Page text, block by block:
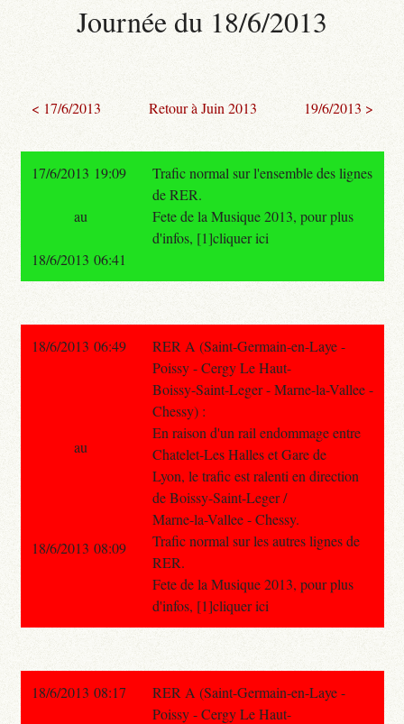
Journée du 18/6/2013
< 17/6/2013 Retour à Juin 2013 19/6/2013 >
17/6/2013 19:09
Trafic normal sur l'ensemble des lignes
de RER.
Fete de la Musique 2013, pour plus
d'infos, [1]cliquer ici
au
18/6/2013 06:41
18/6/2013 06:49
RER A (Saint-Germain-en-Laye -
Poissy - Cergy Le Haut-
Boissy-Saint-Leger - Marne-la-Vallee -
Chessy) :
En raison d'un rail endommage entre
Chatelet-Les Halles et Gare de
Lyon, le trafic est ralenti en direction
de Boissy-Saint-Leger /
Marne-la-Vallee - Chessy.
Trafic normal sur les autres lignes de
RER.
Fete de la Musique 2013, pour plus
d'infos, [1]cliquer ici
au
18/6/2013 08:09
18/6/2013 08:17
RER A (Saint-Germain-en-Laye -
Poissy - Cergy Le Haut-